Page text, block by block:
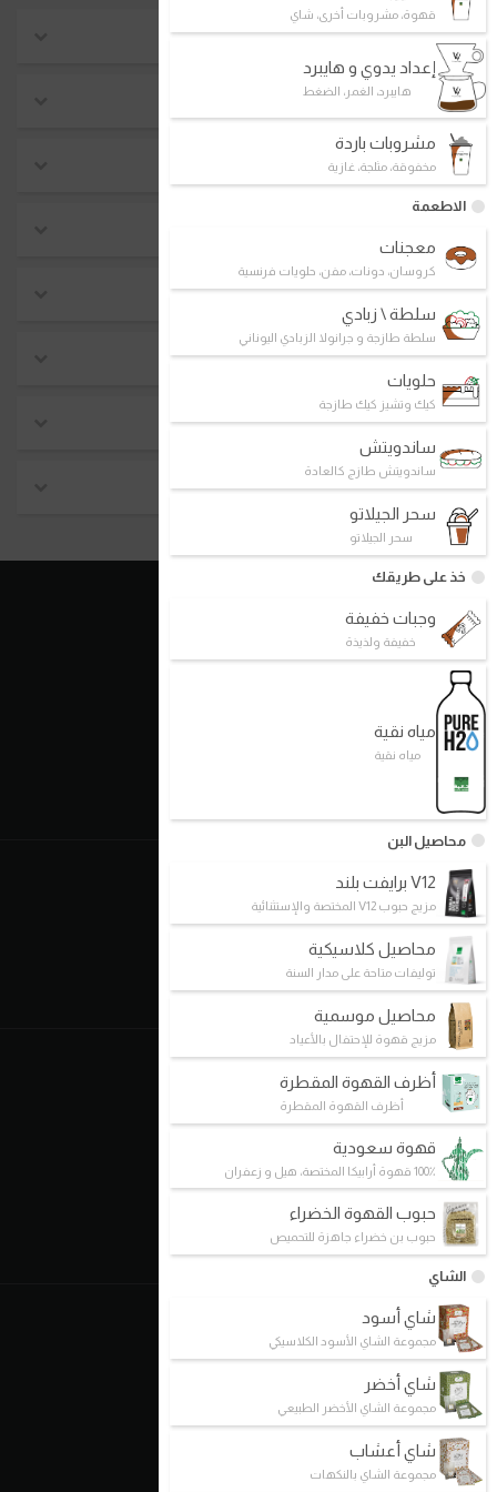
قهوة، مشروبات أخرى، شاي
إعداد يدوي و هايبرد
هايبرد، الغمر، الضغط
مشروبات باردة
مخفوقة، مثلجة، غازية
الاطعمة
معجنات
كروسان، دونات، مفن، حلويات فرنسية
سلطة \ زبادي
سلطة طازجة و جرانولا الزبادي اليوناني
حلويات
كيك وتشيز كيك طازجة
ساندويتش
ساندويتش طازج كالعادة
سحر الجيلاتو
سحر الجيلاتو
خذ على طريقك
وجبات خفيفة
خفيفة ولذيذة
مياه نقية
مياه نقية
محاصيل البن
V12 برايفت بلند
مزيج حبوب V12 المختصة والإستثنائية
محاصيل كلاسيكية
توليفات متاحة على مدار السنة
محاصيل موسمية
مزيج قهوة للإحتفال بالأعياد
أظرف القهوة المقطرة
أظرف القهوة المقطرة
قهوة سعودية
100٪ قهوة أرابيكا المختصة، هيل و زعفران
حبوب القهوة الخضراء
حبوب بن خضراء جاهزة للتحميص
الشاي
شاي أسود
مجموعة الشاي الأسود الكلاسيكي
شاي أخضر
مجموعة الشاي الأخضر الطبيعي
شاي أعشاب
مجموعة الشاي بالنكهات
موسمي
احدث منتجات
الأعلى مبيعاً
صندوق د.كيف
ماتشا بريميوم
بيع ساخن
كيتو
روابط سريعة
الأسس
نموذج العمل
شركاؤنا
عنا
من نحن/ فلسفتنا
تاريخنا
الخطط المستقبلية / معالمنا
د. كيف V12
مفاهيمنا
القهوة الإستثنائية
التحضير اليدوي
هايبرد
الشهادات
عالم القهوة
د.كيف كافيه
رحلة في عالم القهوة
أخبار القهوة
غرفة الأخبار